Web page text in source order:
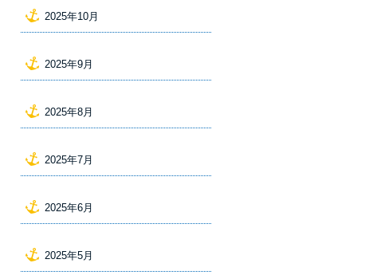
2025年10月
2025年9月
2025年8月
2025年7月
2025年6月
2025年5月